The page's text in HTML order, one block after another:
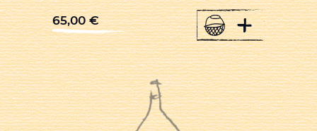
65,00€ +